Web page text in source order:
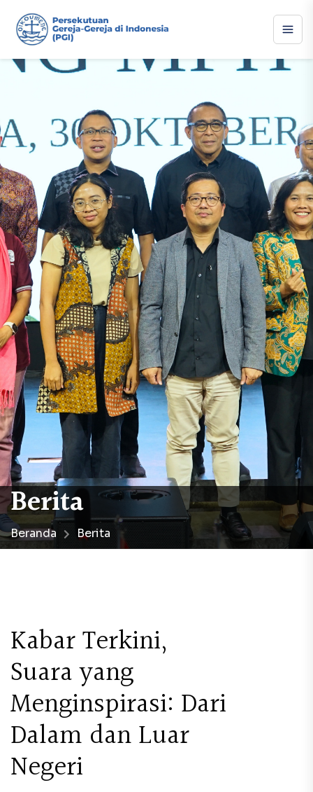
Berita
Beranda Berita
Kabar Terkini,
Suara yang
Menginspirasi: Dari
Dalam dan Luar
Negeri